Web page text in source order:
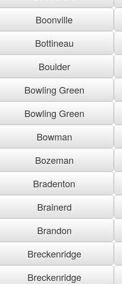
Boonville
Bottineau
Boulder
Bowling Green
Bowling Green
Bowman
Bozeman
Bradenton
Brainerd
Brandon
Breckenridge
Breckenridge